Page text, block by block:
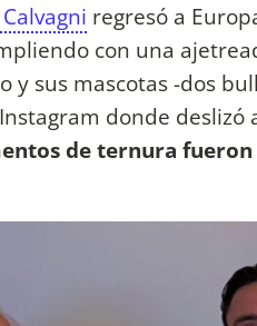
regresó a
con una
y sus mascotas -dos
donde deslizó
de ternura